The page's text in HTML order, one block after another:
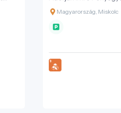
Miskolc szívében egy
amely harminc év alatt
egyik ékességévé.
Magyarország, Miskolc